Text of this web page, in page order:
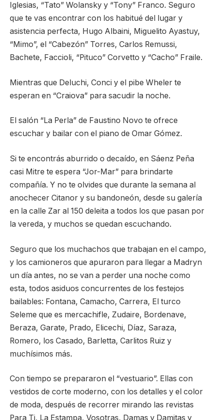
Iglesias, “Tato” Wolansky y “Tony” Franco. Seguro
que te vas encontrar con los habitué del lugar y
asistencia perfecta, Hugo Albaini, Miguelito Ayastuy,
“Mimo”, el “Cabezón” Torres, Carlos Remussi,
Bachete, Faccioli, “Pituco” Corvetto y “Cacho” Fraile.
Mientras que Deluchi, Conci y el pibe Wheler te
esperan en “Craiova” para sacudir la noche.
El salón “La Perla” de Faustino Novo te ofrece
escuchar y bailar con el piano de Omar Gómez.
Si te encontrás aburrido o decaído, en Sáenz Peña
casi Mitre te espera “Jor-Mar” para brindarte
compañía. Y no te olvides que durante la semana al
anochecer Citanor y su bandoneón, desde su galería
en la calle Zar al 150 deleita a todos los que pasan por
la vereda, y muchos se quedan escuchando.
Seguro que los muchachos que trabajan en el campo,
y los camioneros que apuraron para llegar a Madryn
un día antes, no se van a perder una noche como
esta, todos asiduos concurrentes de los festejos
bailables: Fontana, Camacho, Carrera, El turco
Seleme que es mercachifle, Zudaire, Bordenave,
Beraza, Garate, Prado, Elicechi, Díaz, Saraza,
Romero, los Casado, Barletta, Carlitos Ruiz y
muchísimos más.
Con tiempo se prepararon el “vestuario”. Ellas con
vestidos de corte moderno, con los detalles y el color
de moda, después de recorrer mirando las revistas
Para Ti, La Estampa, Vosotras, Damas y Damitas y